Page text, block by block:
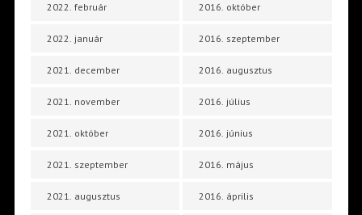
2022. február
2022. január
2021. december
2021. november
2021. október
2021. szeptember
2021. augusztus
2016. október
2016. szeptember
2016. augusztus
2016. július
2016. június
2016. május
2016. április